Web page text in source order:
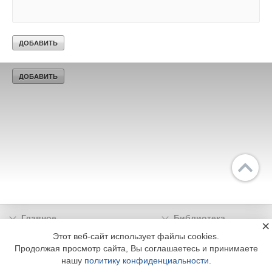
Главное
Библиотека
Подписка
Реклама
Информация
Этот веб-сайт использует файлы cookies.
Продолжая просмотр сайта, Вы соглашаетесь и принимаете
нашу политику конфиденциальности
×